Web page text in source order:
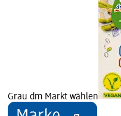
Grau dm Markt wählen